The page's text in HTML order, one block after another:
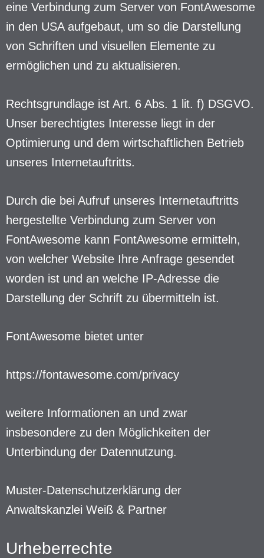
eine Verbindung zum Server von FontAwesome
in den USA aufgebaut, um so die Darstellung
von Schriften und visuellen Elemente zu
ermöglichen und zu aktualisieren.
Rechtsgrundlage ist Art. 6 Abs. 1 lit. f) DSGVO.
Unser berechtigtes Interesse liegt in der
Optimierung und dem wirtschaftlichen Betrieb
unseres Internetauftritts.
Durch die bei Aufruf unseres Internetauftritts
hergestellte Verbindung zum Server von
FontAwesome kann FontAwesome ermitteln,
von welcher Website Ihre Anfrage gesendet
worden ist und an welche IP-Adresse die
Darstellung der Schrift zu übermitteln ist.
FontAwesome bietet unter
https://fontawesome.com/privacy
weitere Informationen an und zwar
insbesondere zu den Möglichkeiten der
Unterbindung der Datennutzung.
Muster-Datenschutzerklärung der
Anwaltskanzlei Weiß & Partner
Urheberrechte